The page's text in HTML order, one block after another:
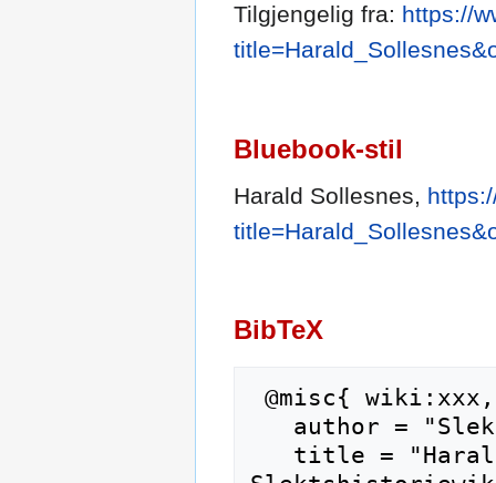
Tilgjengelig fra: https://
Bluebook-stil
Harald Sollesnes,
BibTeX